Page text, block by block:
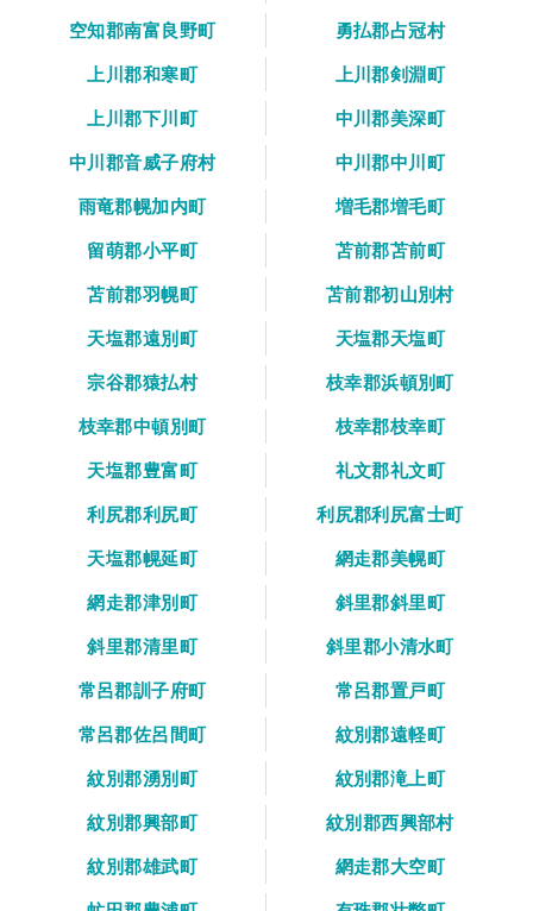
空知郡南富良野町
勇払郡占冠村
上川郡和寒町
上川郡剣淵町
上川郡下川町
中川郡美深町
中川郡音威子府村
中川郡中川町
雨竜郡幌加内町
増毛郡増毛町
留萌郡小平町
苫前郡苫前町
苫前郡羽幌町
苫前郡初山別村
天塩郡遠別町
天塩郡天塩町
宗谷郡猿払村
枝幸郡浜頓別町
枝幸郡中頓別町
枝幸郡枝幸町
天塩郡豊富町
礼文郡礼文町
利尻郡利尻町
利尻郡利尻富士町
天塩郡幌延町
網走郡美幌町
網走郡津別町
斜里郡斜里町
斜里郡清里町
斜里郡小清水町
常呂郡訓子府町
常呂郡置戸町
常呂郡佐呂間町
紋別郡遠軽町
紋別郡湧別町
紋別郡滝上町
紋別郡興部町
紋別郡西興部村
紋別郡雄武町
網走郡大空町